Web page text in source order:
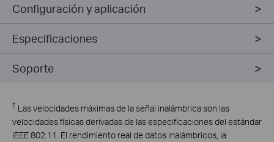
Configuración y aplicación
Especificaciones
Soporte
† Las velocidades máximas de la señal inalámbrica son las
velocidades físicas derivadas de las especificaciones del estándar
IEEE 802.11. El rendimiento real de datos inalámbricos, la